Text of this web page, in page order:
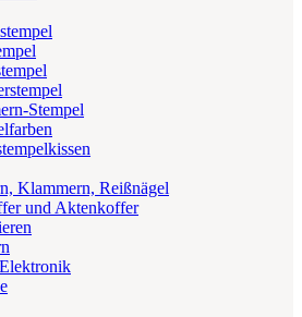
Stempel
Klammern, Reißnägel
und Aktenkoffer